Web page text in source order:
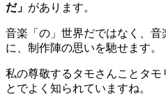
だ」 があります。
音楽「の」世界だではなく、
に、制作陣の思いを馳せます。
私の尊敬するタモさんことタモ
とでよく知られていますね。